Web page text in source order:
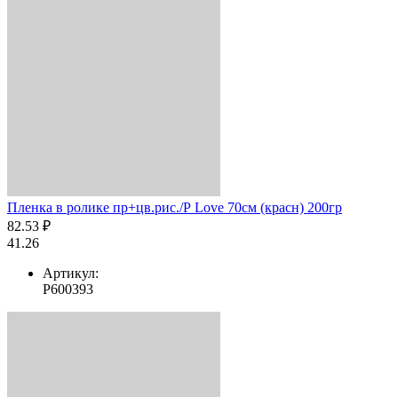
Пленка в ролике пр+цв.рис./Р Love 70см (красн) 200гр
82.53 ₽
41.26
Артикул:
Р600393